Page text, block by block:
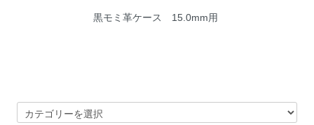
黒モミ革ケース 15.0mm用